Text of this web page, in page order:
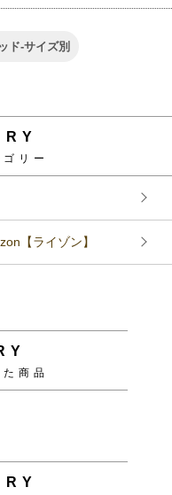
ド-サイズ別
リー
【ライゾン】
商品